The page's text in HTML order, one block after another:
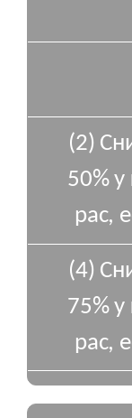
(2)
50% у
рас,
(4)
75% у
рас,